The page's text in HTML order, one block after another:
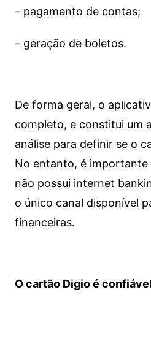
– pagamento de contas;
– geração de boletos.
De forma geral, o
completo, e constitui um
análise para definir se o
No entanto, é importante
não possui internet
o único canal disponível
financeiras.
O cartão Digio é